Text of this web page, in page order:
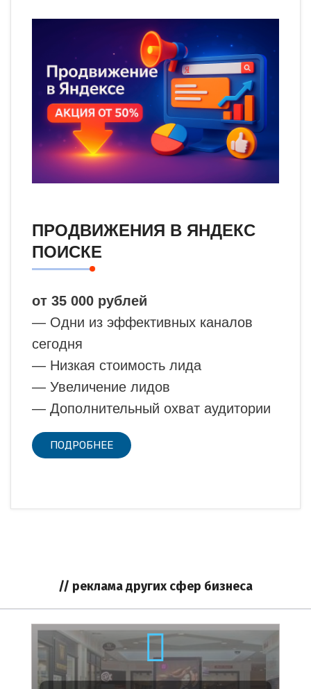
ПРОДВИЖЕНИЯ В ЯНДЕКС
ПОИСКЕ
от 35 000 рублей
— Одни из эффективных каналов
сегодня
— Низкая стоимость лида
— Увеличение лидов
— Дополнительный охват аудитории
ПОДРОБНЕЕ
// реклама других сфер бизнеса